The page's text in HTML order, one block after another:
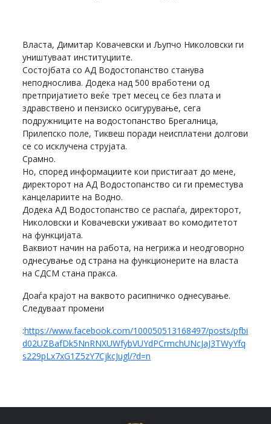
Власта, Димитар Ковачевски и Љупчо Николовски ги
уништуваат институциите.
Состојбата со АД Водостопанство станува
неподнослива. Додека над 500 вработени од
претпријатието веќе трет месец се без плата и
здравствено и пензиско осигурување, сега
подружниците на водостопанство Брегалница,
Прилепско поле, Тиквеш поради неисплатени долгови
се со исклучена струјата.
Срамно.
Но, според информациите кои пристигаат до мене,
директорот на АД Водостопанство си ги преместува
канцелариите на Водно.
Додека АД Водостопанство се распаѓа, директорот,
Николовски и Ковачевски уживаат во комодитетот
на функцијата.
Ваквиот начин на работа, на негрижа и неодговорно
однесување од страна на функционерите на власта
на СДСМ стана пракса.
Доаѓа крајот на ваквото расипничко однесување.
Следуваат промени
:https://www.facebook.com/100050513168497/posts/pfbi
d02UZBafDk5NnRNXUWfybVUYdPCrmchUNcJaJ3TWyYfq
s229pLx7xG1Z5zY7CjkcJugl/?d=n